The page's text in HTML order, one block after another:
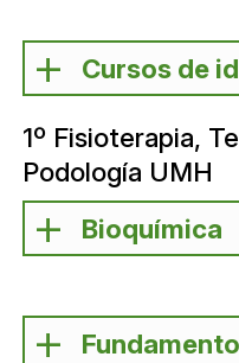
Cursos de
1º Fisioterapia,
Podología UMH
Bioquímica